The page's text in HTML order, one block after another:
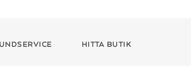
HITTA BUTIK